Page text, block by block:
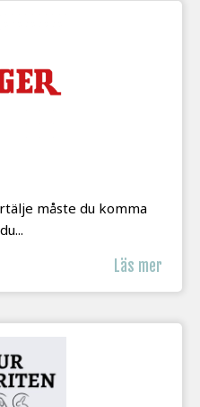
måste du komma
Läs mer